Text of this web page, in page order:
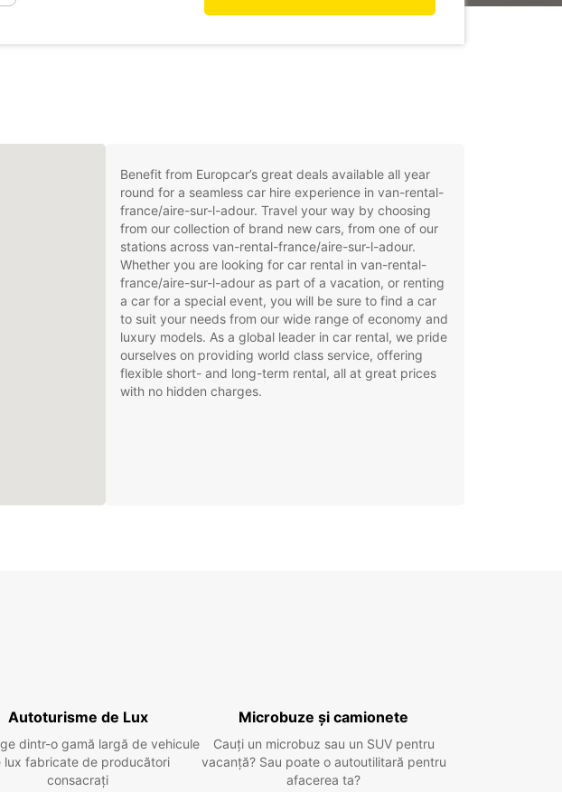
Benefit from Europcar’s great deals available all year
round for a seamless car hire experience in van-rental-
france/aire-sur-l-adour. Travel your way by choosing
from our collection of brand new cars, from one of our
stations across van-rental-france/aire-sur-l-adour.
Whether you are looking for car rental in van-rental-
france/aire-sur-l-adour as part of a vacation, or renting
a car for a special event, you will be sure to find a car
to suit your needs from our wide range of economy and
luxury models. As a global leader in car rental, we pride
ourselves on providing world class service, offering
flexible short- and long-term rental, all at great prices
with no hidden charges.
Autoturisme de Lux
dintr-o gamă largă de vehicule
lux fabricate de producători
consacrați
Microbuze și camionete
Cauți un microbuz sau un SUV pentru
vacanță? Sau poate o autoutilitară pentru
afacerea ta?